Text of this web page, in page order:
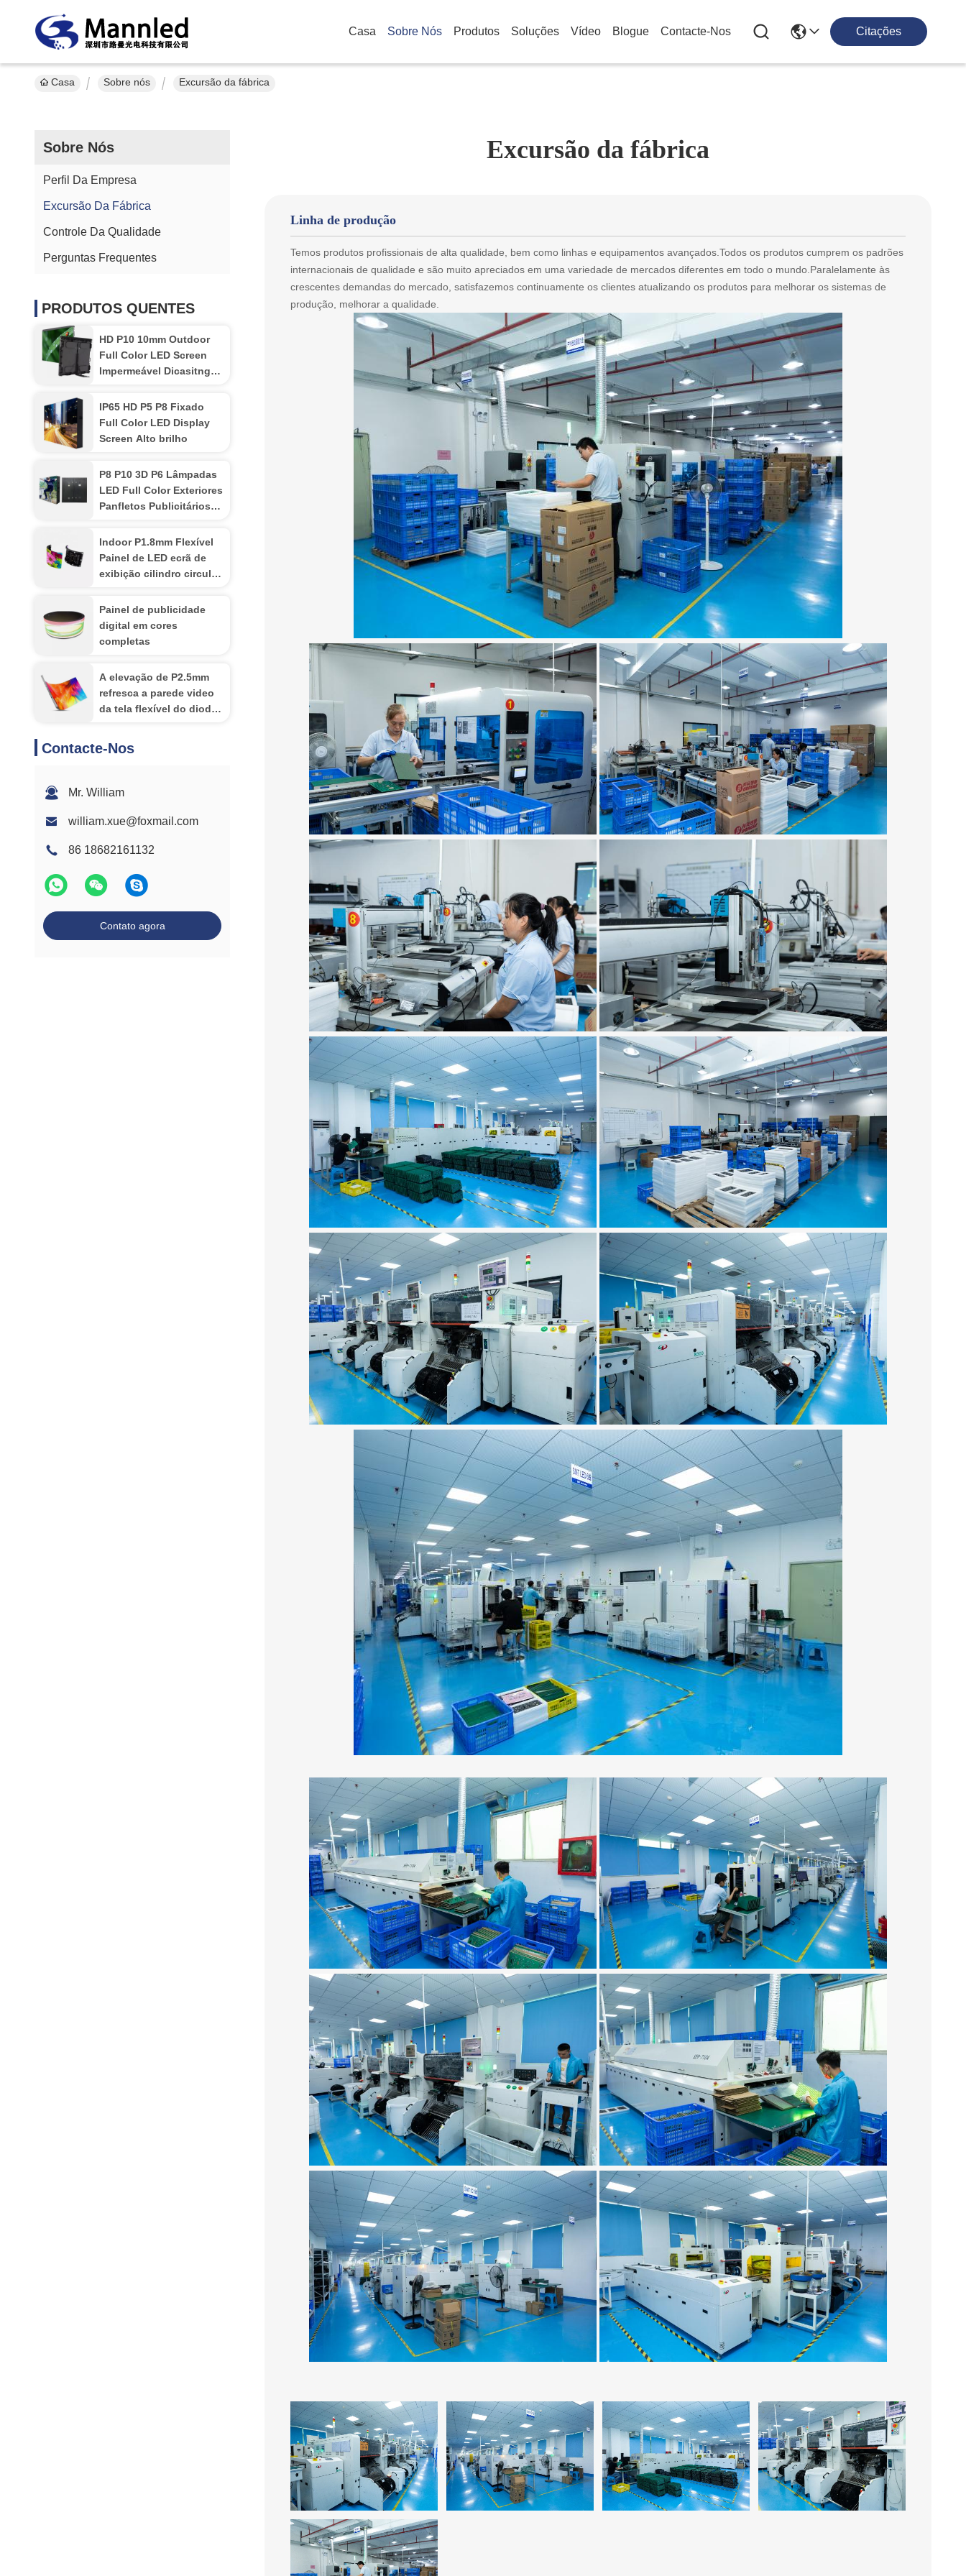
Casa Sobre Nós Produtos Soluções Vídeo Blogue Contacte-Nos Citações
Casa Sobre nós Excursão da fábrica
Sobre Nós
Perfil Da Empresa
Excursão Da Fábrica
Controle Da Qualidade
Perguntas Frequentes
PRODUTOS QUENTES
HD P10 10mm Outdoor
Full Color LED Screen
Impermeável Dicasitng
IP65 HD P5 P8 Fixado
Full Color LED Display
Screen Alto brilho
P8 P10 3D P6 Lâmpadas
LED Full Color Exteriores
Panfletos Publicitários
Indoor P1.8mm Flexível
Painel de LED ecrã de
exibição cilindro circular
Painel de publicidade
digital em cores
completas
A elevação de P2.5mm
refresca a parede video
da tela flexível do diodo
cilindro da exposição de
Contacte-Nos
Mr. William
william.xue@foxmail.com
86 18682161132
Contato agora
Excursão da fábrica
Linha de produção
Temos produtos profissionais de alta qualidade, bem como linhas e equipamentos avançados.Todos os produtos cumprem os padrões
internacionais de qualidade e são muito apreciados em uma variedade de mercados diferentes em todo o mundo.Paralelamente às
crescentes demandas do mercado, satisfazemos continuamente os clientes atualizando os produtos para melhorar os sistemas de
produção, melhorar a qualidade.